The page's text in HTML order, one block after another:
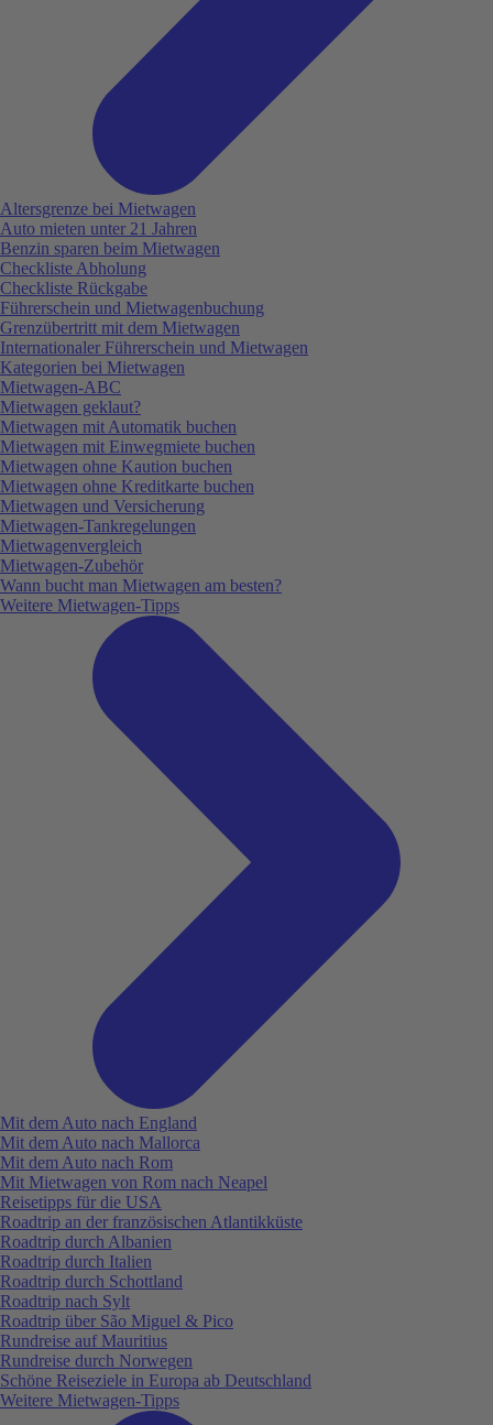
Altersgrenze bei Mietwagen
Auto mieten unter 21 Jahren
Benzin sparen beim Mietwagen
Checkliste Abholung
Checkliste Rückgabe
Führerschein und Mietwagenbuchung
Grenzübertritt mit dem Mietwagen
Internationaler Führerschein und Mietwagen
Kategorien bei Mietwagen
Mietwagen-ABC
Mietwagen geklaut?
Mietwagen mit Automatik buchen
Mietwagen mit Einwegmiete buchen
Mietwagen ohne Kaution buchen
Mietwagen ohne Kreditkarte buchen
Mietwagen und Versicherung
Mietwagen-Tankregelungen
Mietwagenvergleich
Mietwagen-Zubehör
Wann bucht man Mietwagen am besten?
Weitere Mietwagen-Tipps
Mit dem Auto nach England
Mit dem Auto nach Mallorca
Mit dem Auto nach Rom
Mit Mietwagen von Rom nach Neapel
Reisetipps für die USA
Roadtrip an der französischen Atlantikküste
Roadtrip durch Albanien
Roadtrip durch Italien
Roadtrip durch Schottland
Roadtrip nach Sylt
Roadtrip über São Miguel & Pico
Rundreise auf Mauritius
Rundreise durch Norwegen
Schöne Reiseziele in Europa ab Deutschland
Weitere Mietwagen-Tipps